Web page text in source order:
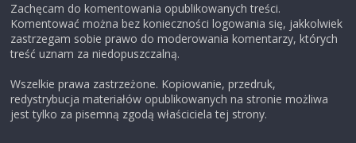
Zachęcam do komentowania opublikowanych treści.
Komentować można bez konieczności logowania się, jakkolwiek
zastrzegam sobie prawo do moderowania komentarzy, których
treść uznam za niedopuszczalną.
Wszelkie prawa zastrzeżone. Kopiowanie, przedruk,
redystrybucja materiałów opublikowanych na stronie możliwa
jest tylko za pisemną zgodą właściciela tej strony.